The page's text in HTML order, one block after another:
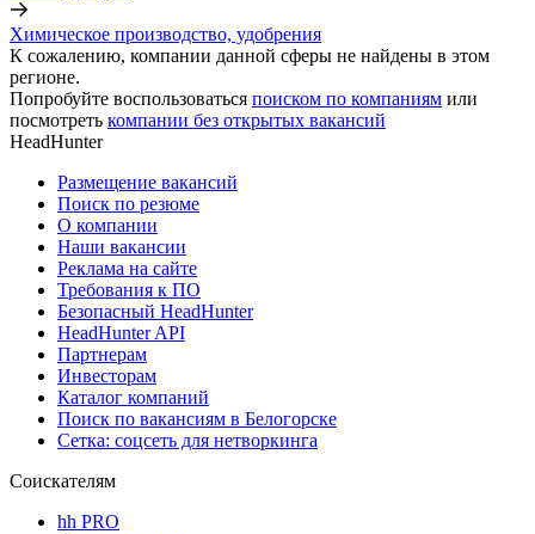
Химическое производство, удобрения
К сожалению, компании данной сферы не найдены в этом
регионе.
Попробуйте воспользоваться поиском по компаниям или
посмотреть компании без открытых вакансий
HeadHunter
Размещение вакансий
Поиск по резюме
О компании
Наши вакансии
Реклама на сайте
Требования к ПО
Безопасный HeadHunter
HeadHunter API
Партнерам
Инвесторам
Каталог компаний
Поиск по вакансиям в Белогорске
Сетка: соцсеть для нетворкинга
Соискателям
hh PRO